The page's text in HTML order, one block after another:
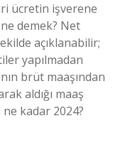
ücretin işverene
demek? Net
açıklanabilir;
yapılmadan
brüt maaşından
aldığı maaş
kadar 2024?